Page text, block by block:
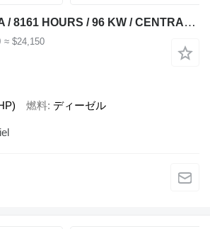
Fiat-Hitachi W130A / 8161 HOURS / 96 KW / CENTRAL LUBRICATION SYSTEM / 2000
≈ $24,150
燃料 ディーゼル